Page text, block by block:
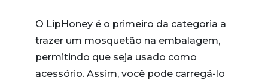
O LipHoney é o primeiro da categoria a
trazer um mosquetão na embalagem,
permitindo que seja usado como
acessório. Assim, você pode carregá-lo